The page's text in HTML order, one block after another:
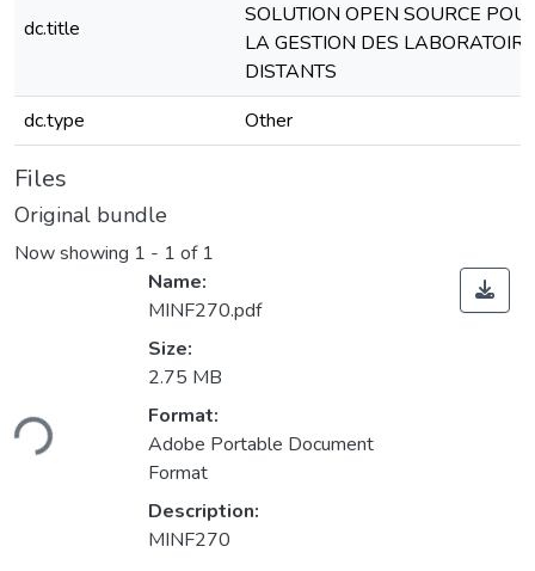
dc.title
SOLUTION OPEN SOURCE
LA GESTION DES
DISTANTS
dc.type
Other
Files
Original bundle
Now showing 1 - 1 of 1
Name:
MINF270.pdf
Size:
2.75 MB
Format:
Adobe Portable Document
Format
Description:
MINF270